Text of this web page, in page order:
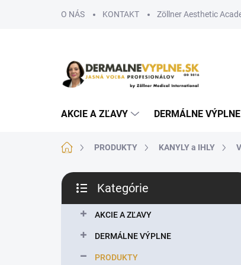
O NÁS KONTAKT Zöllner Aesthetic
AKCIE A ZĽAVY DERMÁLNE VÝPLNE
DomovPRODUKTY KANYLY a IHLY
B
č
kategórie
Kategórie
AKCIE A ZĽAVY
DERMÁLNE VÝPLNE
PRODUKTY